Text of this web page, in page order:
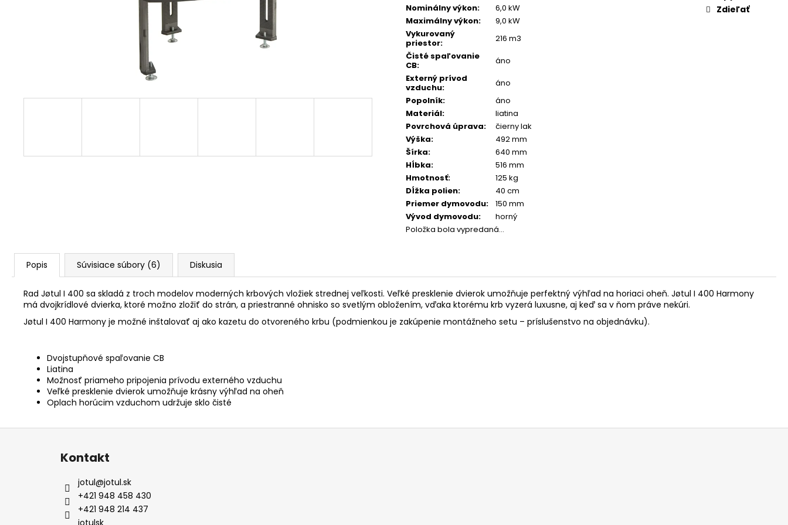
Nominálny výkon:
6,0 kW
Maximálny výkon:
9,0 kW
Vykurovaný
priestor:
216 m3
Čisté spaľovanie
CB:
áno
Externý prívod
vzduchu:
áno
Popolník:
áno
Materiál:
liatina
Povrchová úprava:
čierny lak
Výška:
492 mm
Šírka:
640 mm
Hĺbka:
516 mm
Hmotnosť:
125 kg
Dĺžka polien:
40 cm
Priemer dymovodu:
150 mm
Vývod dymovodu:
horný
Položka bola vypredaná…
Zdieľať
Popis Súvisiace súbory (6) Diskusia
Rad Jøtul I 400 sa skladá z troch modelov moderných krbových vložiek strednej veľkosti. Veľké presklenie dvierok umožňuje perfektný výhľad na horiaci oheň. Jøtul I 400 Harmony
má dvojkrídlové dvierka, ktoré možno zložiť do strán, a priestranné ohnisko so svetlým obložením, vďaka ktorému krb vyzerá luxusne, aj keď sa v ňom práve nekúri.
Jøtul I 400 Harmony je možné inštalovať aj ako kazetu do otvoreného krbu (podmienkou je zakúpenie montážneho setu – príslušenstvo na objednávku).
Dvojstupňové spaľovanie CB
Liatina
Možnosť priameho pripojenia prívodu externého vzduchu
Veľké presklenie dvierok umožňuje krásny výhľad na oheň
Oplach horúcim vzduchom udržuje sklo čisté
Z
Kontakt
jotul@jotul.sk
+421 948 458 430
+421 948 214 437
jotulsk